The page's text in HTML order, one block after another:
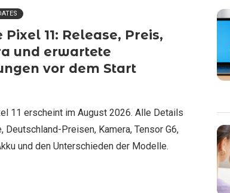
Pixel 11: Release, Preis,
und erwartete
vor dem Start
11 erscheint im August 2026. Alle Details
Deutschland-Preisen, Kamera, Tensor G6,
und den Unterschieden der Modelle.